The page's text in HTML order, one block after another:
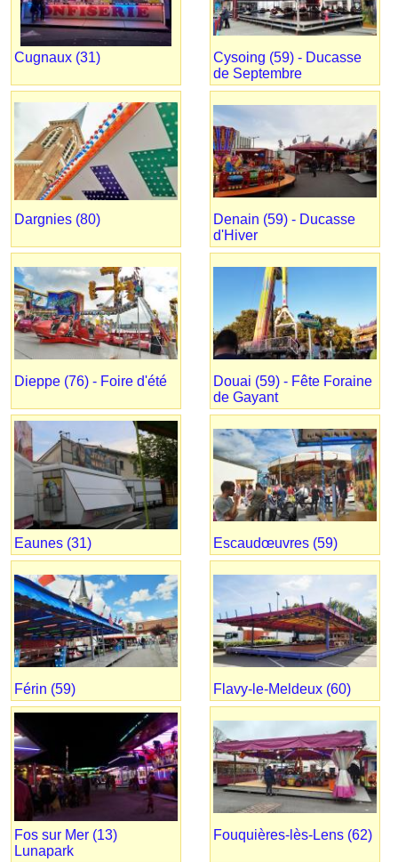
Cugnaux (31)
Cysoing (59) - Ducasse
de Septembre
Dargnies (80)
Denain (59) - Ducasse
d'Hiver
Dieppe (76) - Foire d'été
Douai (59) - Fête Foraine
de Gayant
Eaunes (31) Escaudœuvres (59)
Férin (59) Flavy-le-Meldeux (60)
Fos sur Mer (13)
Lunapark
Fouquières-lès-Lens (62)